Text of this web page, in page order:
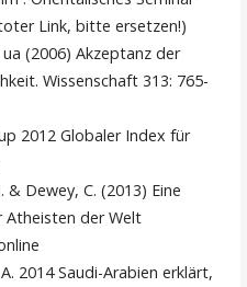
Link, bitte ersetzen!)
(2006) Akzeptanz der
Wissenschaft 313: 765-
2012 Globaler Index für
Dewey, C. (2013) Eine
Atheisten der Welt
2014 Saudi-Arabien erklärt,